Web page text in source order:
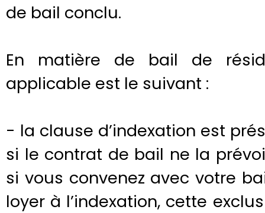
de bail conclu.
En matière de bail de
applicable est le suivant :
- la clause d’indexation est
si le contrat de bail ne la
si vous convenez avec votre
loyer à l’indexation, cette